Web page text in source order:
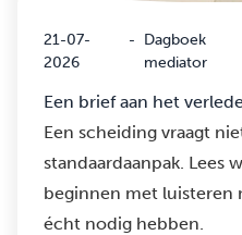
21-07-
2026
- Dagboek
mediator
Een brief aan het
Een scheiding vraagt
standaardaanpak. Lees
beginnen met luisteren
écht nodig hebben.